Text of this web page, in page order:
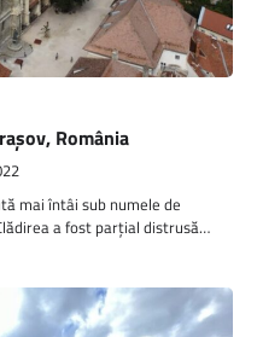
România
mai întâi sub numele de
a fost parțial distrusă…